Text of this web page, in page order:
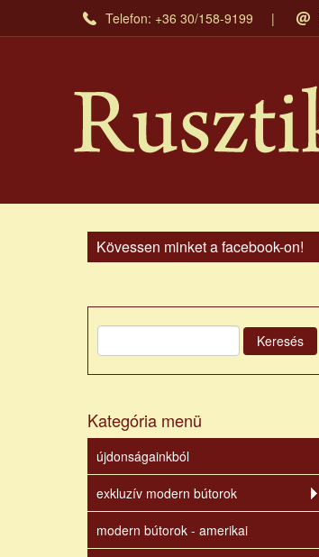
tartalomra
Telefon: +36 30/158-9199
Kövessen minket a facebook-on!
Keresés
Kategória menü
újdonságainkból
exkluzív modern bútorok
modern bútorok - amerikai